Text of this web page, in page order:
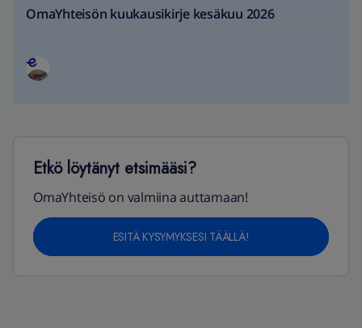
OmaYhteisön kuukausikirje kesäkuu 2026
Etkö löytänyt etsimääsi?
OmaYhteisö on valmiina auttamaan!
ESITÄ KYSYMYKSESI TÄÄLLÄ!